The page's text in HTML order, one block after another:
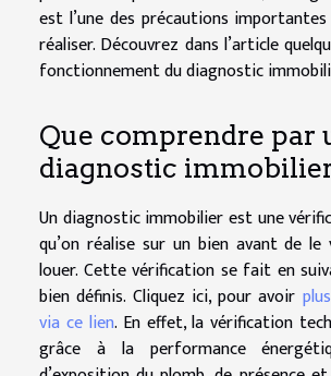
est l’une des précautions
réaliser. Découvrez dans l’article
fonctionnement du diagnostic
Que comprendre par
diagnostic
Un diagnostic immobilier est une
qu’on réalise sur un bien avant de
louer. Cette vérification se fait en
bien définis. Cliquez ici, pour avoir
via ce lien. En effet, la vérification
grâce à la performance